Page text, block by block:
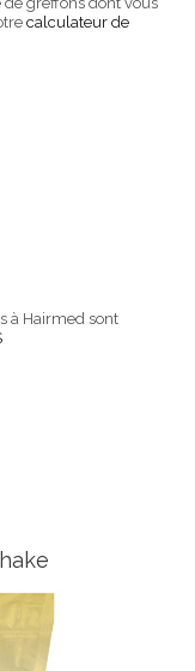
calculateur de
à Hairmed sont